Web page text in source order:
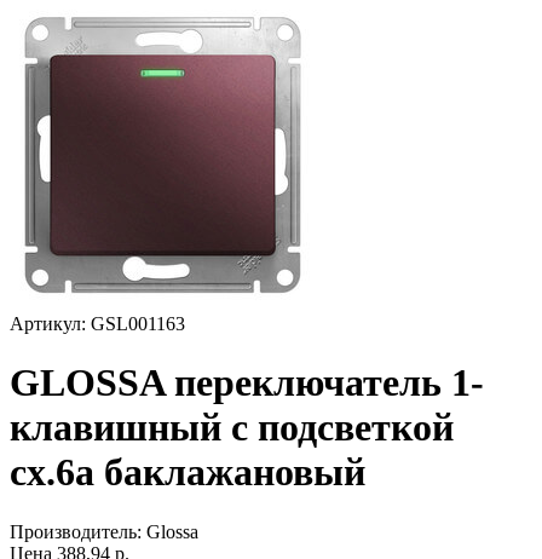
Артикул: GSL001163
GLOSSA переключатель 1-
клавишный с подсветкой
сх.6а баклажановый
Производитель: Glossa
Цена 388,94 р.